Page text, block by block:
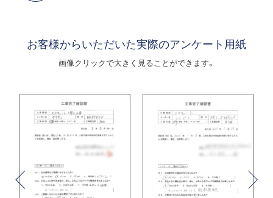
お客様からいただいた実際のアンケート用紙
画像クリックで大きく見ることができます。